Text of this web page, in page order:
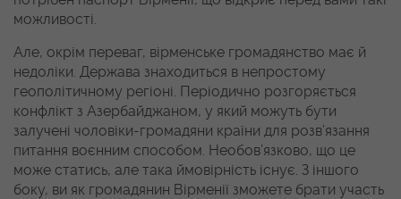
можливості.
Але, окрім переваг, вірменське громадянство має й
недоліки. Держава знаходиться в непростому
геополітичному регіоні. Періодично розгоряється
конфлікт з Азербайджаном, у який можуть бути
залучені чоловіки-громадяни країни для розв’язання
питання воєнним способом. Необов’язково, що це
може статись, але така ймовірність існує. З іншого
боку, ви як громадянин Вірменії зможете брати участь